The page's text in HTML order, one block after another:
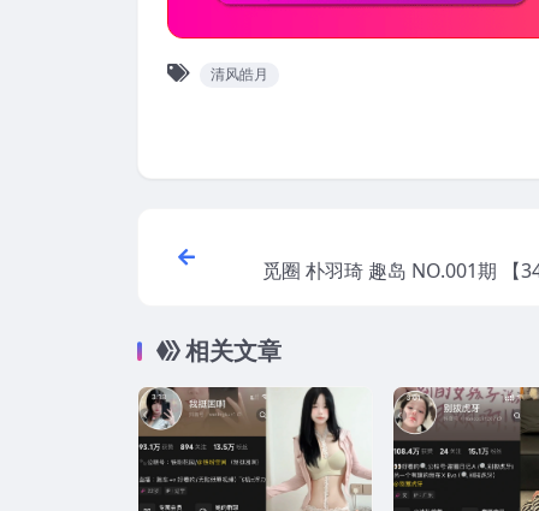
清风皓月
觅圈 朴羽琦 趣岛 NO.001期 【
相关文章